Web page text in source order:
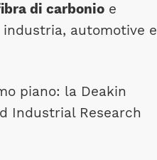
di carbonio e
automotive e
piano: la Deakin
Industrial Research